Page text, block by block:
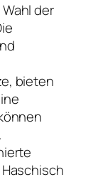
der
bieten